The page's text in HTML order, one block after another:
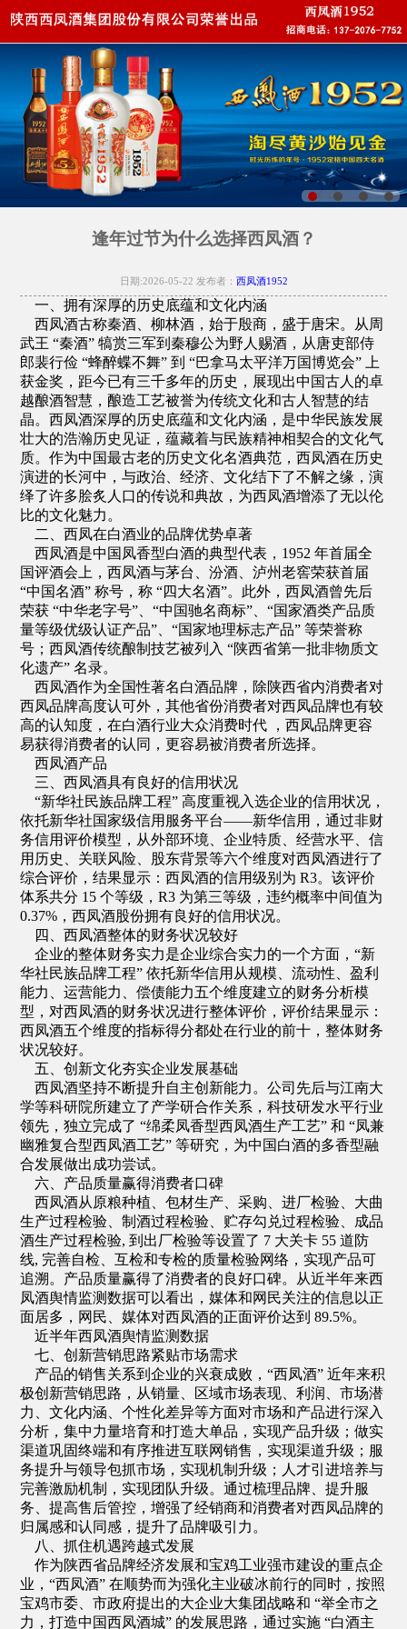
逢年过节为什么选择西凤酒？
日期:2026-05-22 发布者： 西凤酒1952
一、拥有深厚的历史底蕴和文化内涵
西凤酒古称秦酒、柳林酒，始于殷商，盛于唐宋。从周
武王 “秦酒” 犒赏三军到秦穆公为野人赐酒，从唐吏部侍
郎裴行俭 “蜂醉蝶不舞” 到 “巴拿马太平洋万国博览会” 上
获金奖，距今已有三千多年的历史，展现出中国古人的卓
越酿酒智慧，酿造工艺被誉为传统文化和古人智慧的结
晶。西凤酒深厚的历史底蕴和文化内涵，是中华民族发展
壮大的浩瀚历史见证，蕴藏着与民族精神相契合的文化气
质。作为中国最古老的历史文化名酒典范，西凤酒在历史
演进的长河中，与政治、经济、文化结下了不解之缘，演
绎了许多脍炙人口的传说和典故，为西凤酒增添了无以伦
比的文化魅力。
二、西凤在白酒业的品牌优势卓著
西凤酒是中国凤香型白酒的典型代表，1952 年首届全
国评酒会上，西凤酒与茅台、汾酒、泸州老窖荣获首届
“中国名酒” 称号，称 “四大名酒”。此外，西凤酒曾先后
荣获 “中华老字号”、“中国驰名商标”、“国家酒类产品质
量等级优级认证产品”、“国家地理标志产品” 等荣誉称
号；西凤酒传统酿制技艺被列入 “陕西省第一批非物质文
化遗产” 名录。
西凤酒作为全国性著名白酒品牌，除陕西省内消费者对
西凤品牌高度认可外，其他省份消费者对西凤品牌也有较
高的认知度，在白酒行业大众消费时代 ，西凤品牌更容
易获得消费者的认同，更容易被消费者所选择。
西凤酒产品
三、西凤酒具有良好的信用状况
“新华社民族品牌工程” 高度重视入选企业的信用状况，
依托新华社国家级信用服务平台——新华信用，通过非财
务信用评价模型，从外部环境、企业特质、经营水平、信
用历史、关联风险、股东背景等六个维度对西凤酒进行了
综合评价，结果显示：西凤酒的信用级别为 R3。该评价
体系共分 15 个等级，R3 为第三等级，违约概率中间值为
0.37%，西凤酒股份拥有良好的信用状况。
四、西凤酒整体的财务状况较好
企业的整体财务实力是企业综合实力的一个方面，“新
华社民族品牌工程” 依托新华信用从规模、流动性、盈利
能力、运营能力、偿债能力五个维度建立的财务分析模
型，对西凤酒的财务状况进行整体评价，评价结果显示：
西凤酒五个维度的指标得分都处在行业的前十，整体财务
状况较好。
五、创新文化夯实企业发展基础
西凤酒坚持不断提升自主创新能力。公司先后与江南大
学等科研院所建立了产学研合作关系，科技研发水平行业
领先，独立完成了 “绵柔凤香型西凤酒生产工艺” 和 “凤兼
幽雅复合型西凤酒工艺” 等研究，为中国白酒的多香型融
合发展做出成功尝试。
六、产品质量赢得消费者口碑
西凤酒从原粮种植、包材生产、采购、进厂检验、大曲
生产过程检验、制酒过程检验、贮存勾兑过程检验、成品
酒生产过程检验, 到出厂检验等设置了 7 大关卡 55 道防
线, 完善自检、互检和专检的质量检验网络，实现产品可
追溯。产品质量赢得了消费者的良好口碑。从近半年来西
凤酒舆情监测数据可以看出，媒体和网民关注的信息以正
面居多，网民、媒体对西凤酒的正面评价达到 89.5%。
近半年西凤酒舆情监测数据
七、创新营销思路紧贴市场需求
产品的销售关系到企业的兴衰成败，“西凤酒” 近年来积
极创新营销思路，从销量、区域市场表现、利润、市场潜
力、文化内涵、个性化差异等方面对市场和产品进行深入
分析，集中力量培育和打造大单品，实现产品升级；做实
渠道巩固终端和有序推进互联网销售，实现渠道升级；服
务提升与领导包抓市场，实现机制升级；人才引进培养与
完善激励机制，实现团队升级。通过梳理品牌、提升服
务、提高售后管控，增强了经销商和消费者对西凤品牌的
归属感和认同感，提升了品牌吸引力。
八、抓住机遇跨越式发展
作为陕西省品牌经济发展和宝鸡工业强市建设的重点企
业，“西凤酒” 在顺势而为强化主业破冰前行的同时，按照
宝鸡市委、市政府提出的大企业大集团战略和 “举全市之
力，打造中国西凤酒城” 的发展思路，通过实施 “白酒主